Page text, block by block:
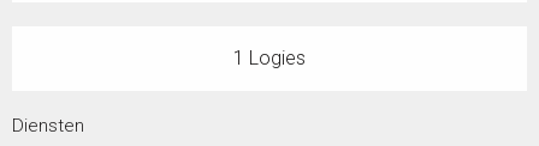
1 Logies
Diensten